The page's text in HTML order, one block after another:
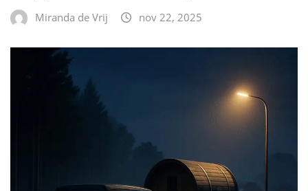
Miranda de Vrij nov 22, 2025